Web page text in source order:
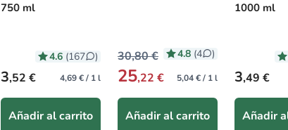
750 ml
4.6 (167 )
Precio habitual
3,52 € 4,69 € / 1 l
Añadir al carrito
4.8 (4 )
30,80 €
25,22 € 5,04 € / 1 l
Añadir al carrito
1000 ml
Precio
3,49 €
Añadir